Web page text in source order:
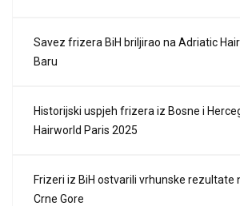
Savez frizera BiH briljirao na Adriatic
Baru
Historijski uspjeh frizera iz Bosne i
Hairworld Paris 2025
Frizeri iz BiH ostvarili vrhunske rezultate
Crne Gore